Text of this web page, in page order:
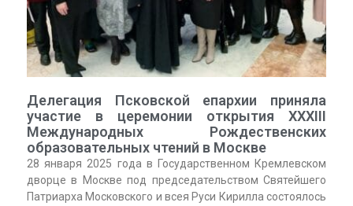
Делегация Псковской епархии приняла
участие в церемонии открытия XXXIII
Международных Рождественских
образовательных чтений в Москве
28 января 2025 года в Государственном Кремлевском
дворце в Москве под председательством Святейшего
Патриарха Московского и всея Руси Кирилла состоялось